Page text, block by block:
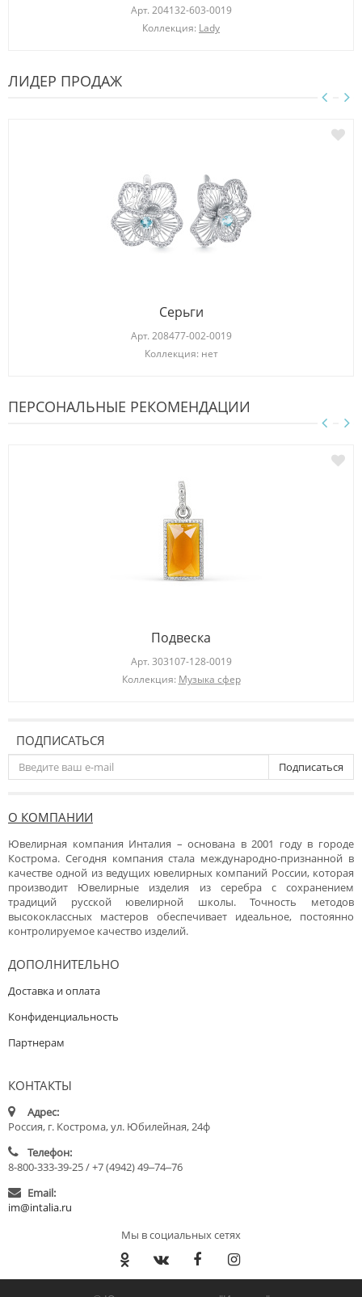
Арт. 204132-603-0019
Коллекция: Lady
ЛИДЕР ПРОДАЖ
Серьги
Арт. 208477-002-0019
Коллекция: нет
ПЕРСОНАЛЬНЫЕ РЕКОМЕНДАЦИИ
Подвеска
Арт. 303107-128-0019
Коллекция: Музыка сфер
ПОДПИСАТЬСЯ
Подписаться
О КОМПАНИИ
Ювелирная компания Инталия – основана в 2001 году в городе
Кострома. Сегодня компания стала международно-признанной в
качестве одной из ведущих ювелирных компаний России, которая
производит Ювелирные изделия из серебра с сохранением
традиций русской ювелирной школы. Точность методов
высококлассных мастеров обеспечивает идеальное, постоянно
контролируемое качество изделий.
ДОПОЛНИТЕЛЬНО
Доставка и оплата
Конфиденциальность
Партнерам
КОНТАКТЫ
Адрес:
Россия, г. Кострома, ул. Юбилейная, 24ф
Телефон:
8-800-333-39-25 / +7 (4942) 49‒74‒76
Email:
im@intalia.ru
Мы в социальных сетях